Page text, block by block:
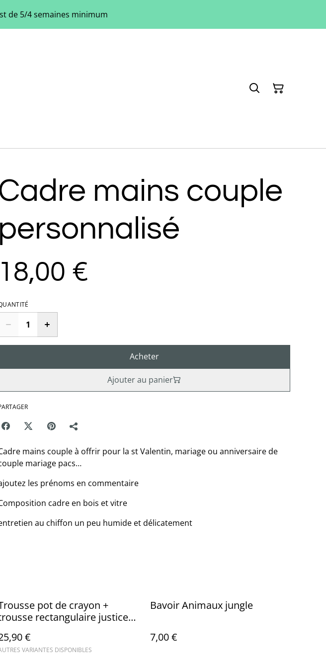
de 5/4 semaines minimum
mains couple
personnalisé
18,00 €
Acheter
Ajouter au panier
mains couple à offrir pour la st Valentin, mariage ou anniversaire de
mariage pacs…
les prénoms en commentaire
cadre en bois et vitre
au chiffon un peu humide et délicatement
pot de crayon +
rectangulaire justice
€
VARIANTES DISPONIBLES
Bavoir Animaux jungle
7,00 €